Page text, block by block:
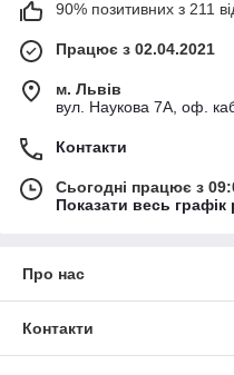
90% позитивних з 211
Працює з 02.04.2021
м. Львів
вул. Наукова 7А, оф.
Контакти
Сьогодні працює з
Показати весь графік
Про нас
Контакти